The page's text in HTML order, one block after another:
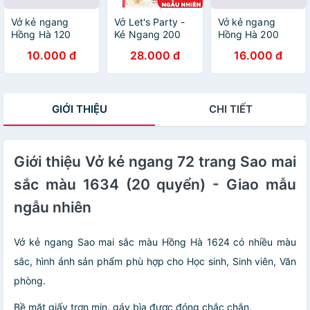
Vở kẻ ngang
Hồng Hà 120
- Sao Mai Best
memories 1687
82-84 ISO (Giao
10.000 đ
Vở Let's Party -
Kẻ Ngang 200
- Hồng Hà 1426
(Mẫu Màu Giao
28.000 đ
Vở kẻ ngang
Hồng Hà 200
- Sao Mai Best
memories 1688
82-84 ISO (Giao
16.000 đ
GIỚI THIỆU CHI TIẾT
Giới thiệu Vở kẻ ngang 72 trang Sao mai
sắc màu 1634 (20 quyển) - Giao mẫu
ngẫu nhiên
Vở kẻ ngang Sao mai sắc màu Hồng Hà 1624 có nhiều màu
sắc, hình ảnh sản phẩm phù hợp cho Học sinh, Sinh viên, Văn
phòng.
Bề mặt giấy trơn mịn, gáy bìa được đóng chắc chắn.